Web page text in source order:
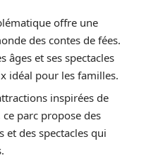
offre une
des contes de fées.
âges et ses spectacles
idéal pour les familles.
inspirées de
parc propose des
et des spectacles qui